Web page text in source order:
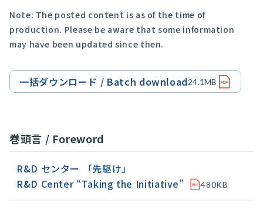
Note: The posted content is as of the time of
production. Please be aware that some information
may have been updated since then.
一括ダウンロード / Batch download24.1MB
巻頭言 / Foreword
R&D センター 「先駆け」
R&D Center “Taking the Initiative”
480KB